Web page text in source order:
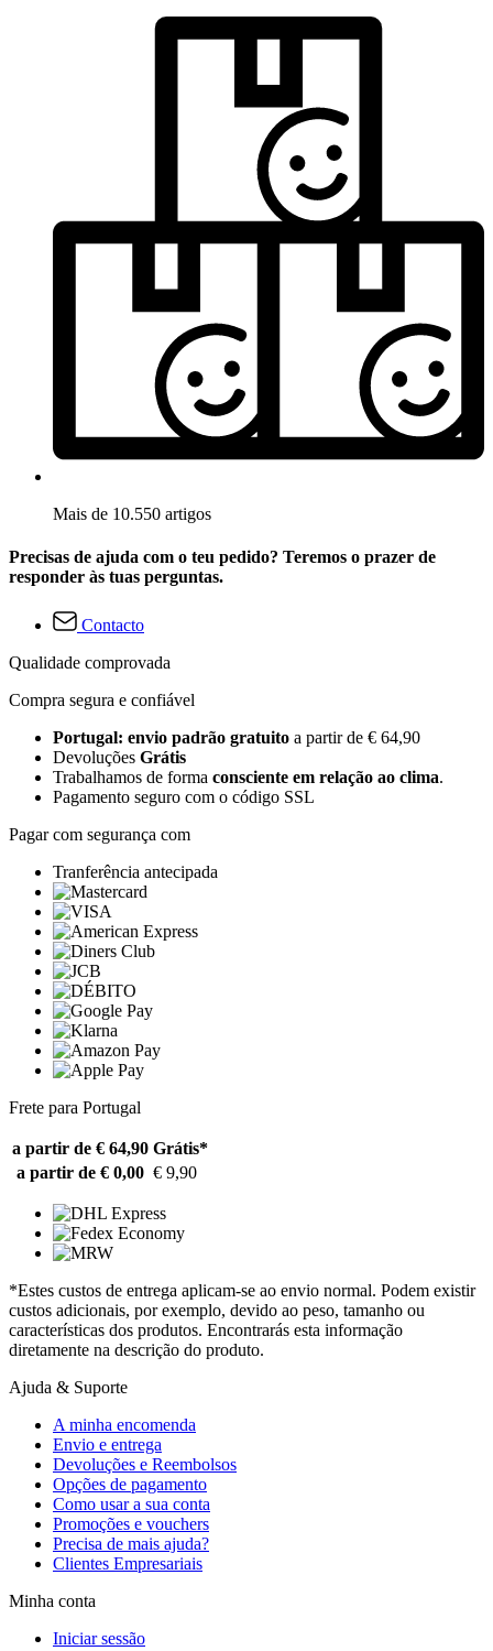
Mais de 10.550 artigos
Precisas de ajuda com o teu pedido? Teremos o prazer de
responder às tuas perguntas.
Contacto
Qualidade comprovada
Compra segura e confiável
Portugal: envio padrão gratuito a partir de € 64,90
Devoluções Grátis
Trabalhamos de forma consciente em relação ao clima.
Pagamento seguro com o código SSL
Pagar com segurança com
Tranferência antecipada
Frete para Portugal
a partir de € 64,90 Grátis*
a partir de € 0,00 € 9,90
*Estes custos de entrega aplicam-se ao envio normal. Podem existir
custos adicionais, por exemplo, devido ao peso, tamanho ou
características dos produtos. Encontrarás esta informação
diretamente na descrição do produto.
Ajuda & Suporte
A minha encomenda
Envio e entrega
Devoluções e Reembolsos
Opções de pagamento
Como usar a sua conta
Promoções e vouchers
Precisa de mais ajuda?
Clientes Empresariais
Minha conta
Iniciar sessão